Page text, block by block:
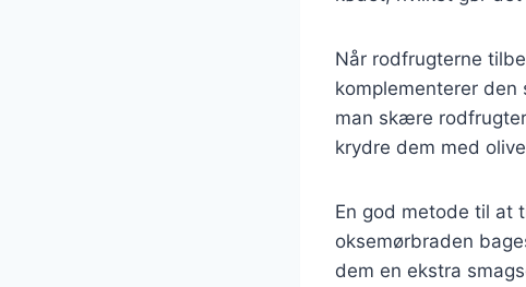
Når rodfrugterne
komplementerer
man skære
krydre dem med
En god metode til at
oksemørbraden
dem en ekstra